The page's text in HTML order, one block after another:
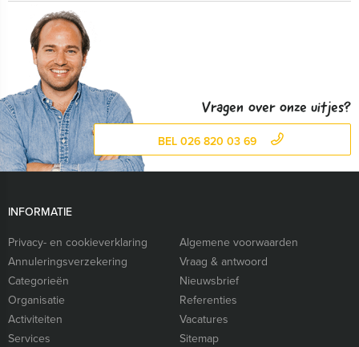
Vragen over onze uitjes?
BEL 026 820 03 69
INFORMATIE
Privacy- en cookieverklaring
Algemene voorwaarden
Annuleringsverzekering
Vraag & antwoord
Categorieën
Nieuwsbrief
Organisatie
Referenties
Activiteiten
Vacatures
Services
Sitemap